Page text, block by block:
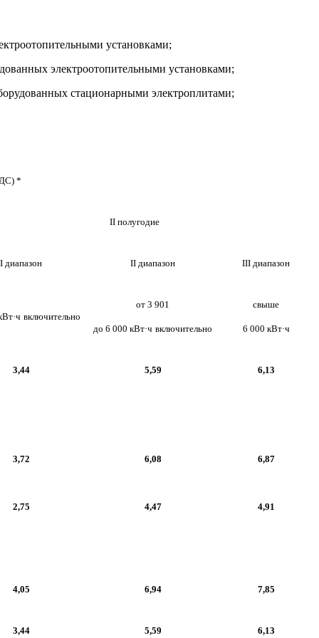
установками;
электроотопительными установками;
стационарными электроплитами;
*
II полугодие
I диапазон II диапазон III диапазон
включительно
от 3 901
до 6 000 кВт·ч включительно
свыше
6 000 кВт·ч
3,44 5,59 6,13
3,72 6,08 6,87
2,75 4,47 4,91
4,05 6,94 7,85
3,44 5,59 6,13